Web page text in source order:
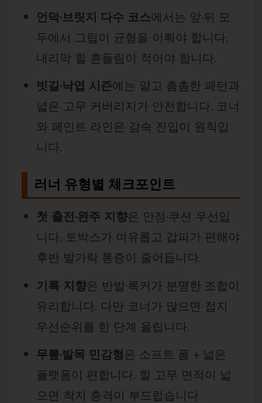
언덕·브릿지 다수 코스에서는 앞·뒤 모
두에서 그립이 균형을 이뤄야 합니다.
내리막 힐 흔들림이 적어야 합니다.
빗길·낙엽 시즌에는 얕고 촘촘한 패턴과
넓은 고무 커버리지가 안전합니다. 코너
와 페인트 라인은 감속 진입이 원칙입
니다.
러너 유형별 체크포인트
첫 출전·완주 지향은 안정·쿠션 우선입
니다. 토박스가 여유롭고 갑피가 편해야
후반 발가락 통증이 줄어듭니다.
기록 지향은 반발·록커가 분명한 조합이
유리합니다. 다만 코너가 많으면 접지
우선순위를 한 단계 올립니다.
무릎·발목 민감형은 소프트 폼 + 넓은
플랫폼이 편합니다. 힐 고무 면적이 넓
으면 착지 충격이 부드럽습니다.